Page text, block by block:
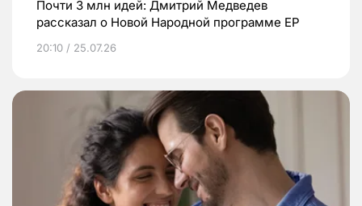
Почти 3 млн идей: Дмитрий Медведев
рассказал о Новой Народной программе ЕР
20:10 / 25.07.26